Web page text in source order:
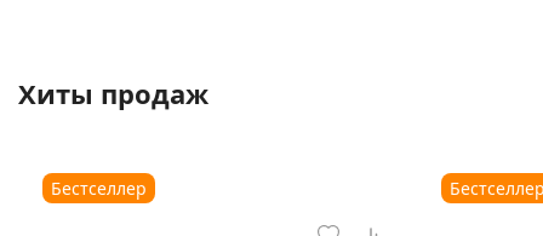
Хиты продаж
Бестселлер Бестселлер